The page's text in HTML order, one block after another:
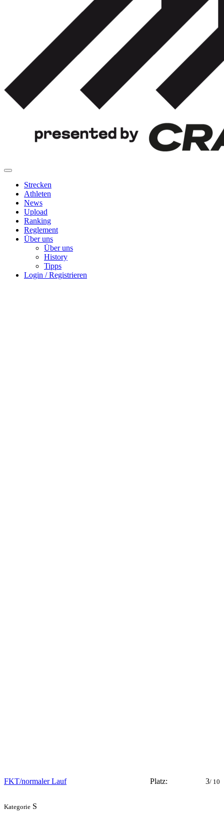
Strecken
Athleten
News
Upload
Ranking
Reglement
Über uns
Über uns
History
Tipps
Login / Registrieren
FKT/normaler Lauf
Kategorie S
Platz: 3/ 10